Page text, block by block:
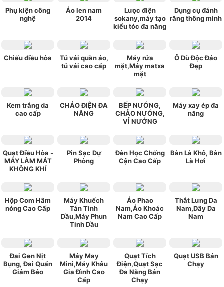
Phụ kiện công
nghệ
Áo len nam
2014
Lược điện
sokany,máy tạo
kiểu tóc đa năng
Dụng cụ đánh
răng thông minh
Chiếu điều hòa
Tủ vải quần áo,
tủ vải cao cấp
Máy rửa
mặt,Máy matxa
mặt
Ô Dù Độc Đáo
Đẹp
Kem trắng da
cao cấp
CHẢO ĐIỆN ĐA
NĂNG
BẾP NƯỚNG,
CHẢO NƯỚNG,
VỈ NƯỚNG
Máy xay ép đa
năng
Quạt Điều Hòa -
MÁY LÀM MÁT
KHÔNG KHÍ
Pin Sạc Dự
Phòng
Đèn Học Chống
Cận Cao Cấp
Bàn Là Khô, Bàn
Là Hơi
Hộp Cơm Hâm
nóng Cao Cấp
Máy Khuếch
Tán Tinh
Dầu,Máy Phun
Tinh Dầu
Áo Phao
Nam,Áo Khoác
Nam Cao Cấp
Thắt Lưng Da
Nam,Dây Da
Nam
Đai Gen Nịt
Bụng, Đai Quấn
Giảm Béo
Máy May
Mini,Máy Khâu
Gia Đình Cao
Cấp
Quạt Tích
Điện,Quạt Sạc
Đa Năng Bán
Chạy
Quạt USB Bán
Chạy